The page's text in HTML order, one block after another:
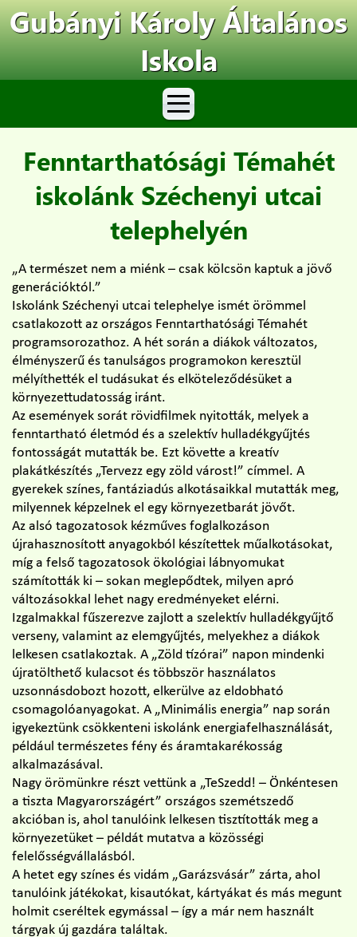
Gubányi Károly Általános
Iskola
Fenntarthatósági Témahét
iskolánk Széchenyi utcai
telephelyén
„A természet nem a miénk – csak kölcsön kaptuk a jövő
generációktól.”
Iskolánk Széchenyi utcai telephelye ismét örömmel
csatlakozott az országos Fenntarthatósági Témahét
programsorozathoz. A hét során a diákok változatos,
élményszerű és tanulságos programokon keresztül
mélyíthették el tudásukat és elköteleződésüket a
környezettudatosság iránt.
Az események sorát rövidfilmek nyitották, melyek a
fenntartható életmód és a szelektív hulladékgyűjtés
fontosságát mutatták be. Ezt követte a kreatív
plakátkészítés „Tervezz egy zöld várost!” címmel. A
gyerekek színes, fantáziadús alkotásaikkal mutatták meg,
milyennek képzelnek el egy környezetbarát jövőt.
Az alsó tagozatosok kézműves foglalkozáson
újrahasznosított anyagokból készítettek műalkotásokat,
míg a felső tagozatosok ökológiai lábnyomukat
számították ki – sokan meglepődtek, milyen apró
változásokkal lehet nagy eredményeket elérni.
Izgalmakkal fűszerezve zajlott a szelektív hulladékgyűjtő
verseny, valamint az elemgyűjtés, melyekhez a diákok
lelkesen csatlakoztak. A „Zöld tízórai” napon mindenki
újratölthető kulacsot és többször használatos
uzsonnásdobozt hozott, elkerülve az eldobható
csomagolóanyagokat. A „Minimális energia” nap során
igyekeztünk csökkenteni iskolánk energiafelhasználását,
például természetes fény és áramtakarékosság
alkalmazásával.
Nagy örömünkre részt vettünk a „TeSzedd! – Önkéntesen
a tiszta Magyarországért” országos szemétszedő
akcióban is, ahol tanulóink lelkesen tisztították meg a
környezetüket – példát mutatva a közösségi
felelősségvállalásból.
A hetet egy színes és vidám „Garázsvásár” zárta, ahol
tanulóink játékokat, kisautókat, kártyákat és más megunt
holmit cseréltek egymással – így a már nem használt
tárgyak új gazdára találtak.